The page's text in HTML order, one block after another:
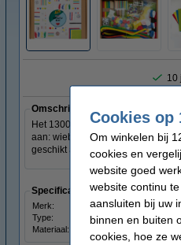
10
Omschrijving
Het 1300-delige knutselpakket
aan: wiebelogen, vilt, foam
geschikt als starterpakket.
Specificaties
Merk:
Type:
Materiaal:
Cookies op
Om winkelen bij
cookies en
website goed
website continu
aansluiten bij uw
binnen en buiten
cookies, hoe ze